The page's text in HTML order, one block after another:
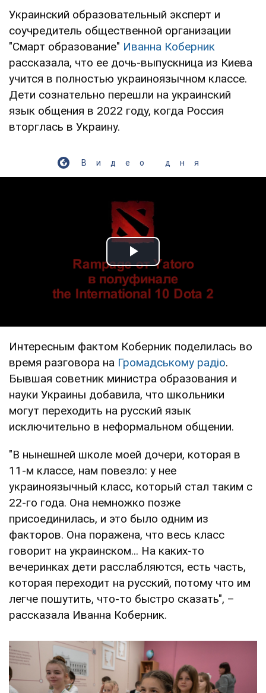
Украинский образовательный эксперт и
соучредитель общественной организации
"Смарт образование" Иванна Коберник
рассказала, что ее дочь-выпускница из Киева
учится в полностью украиноязычном классе.
Дети сознательно перешли на украинский
язык общения в 2022 году, когда Россия
вторглась в Украину.
Видео дня
Play Video
Интересным фактом Коберник поделилась во
время разговора на Громадському радіо.
Бывшая советник министра образования и
науки Украины добавила, что школьники
могут переходить на русский язык
исключительно в неформальном общении.
"В нынешней школе моей дочери, которая в
11-м классе, нам повезло: у нее
украиноязычный класс, который стал таким с
22-го года. Она немножко позже
присоединилась, и это было одним из
факторов. Она поражена, что весь класс
говорит на украинском... На каких-то
вечеринках дети расслабляются, есть часть,
которая переходит на русский, потому что им
легче пошутить, что-то быстро сказать", –
рассказала Иванна Коберник.